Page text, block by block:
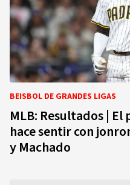
BEISBOL DE GRANDES LIGAS
MLB: Resultados |
hace sentir con
y Machado